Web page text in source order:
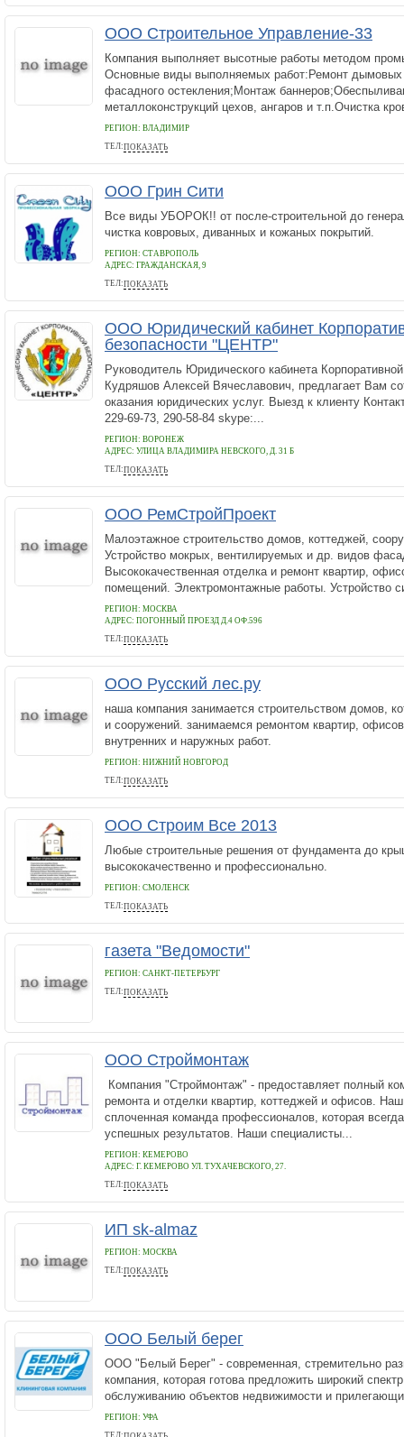
ООО Строительное Управление-33
Компания выполняет высотные работы методом
Основные виды выполняемых работ:Ремонт дымовых
фасадного остекления;Монтаж
металлоконструкций цехов, ангаров и т.п.Очистка
РЕГИОН: ВЛАДИМИР
ТЕЛ:ПОКАЗАТЬ
8-920-624-83-63
ООО Грин Сити
Все виды УБОРОК!! от после-строительной до
чистка ковровых, диванных и кожаных покрытий.
РЕГИОН: СТАВРОПОЛЬ
АДРЕС: ГРАЖДАНСКАЯ, 9
ТЕЛ:ПОКАЗАТЬ
8(8652)64-45-72
ООО Юридический кабинет
безопасности "ЦЕНТР"
Руководитель Юридического кабинета
Кудряшов Алексей Вячеславович, предлагает Вам
оказания юридических услуг. Выезд к клиенту
229-69-73, 290-58-84 skype:...
РЕГИОН: ВОРОНЕЖ
АДРЕС: УЛИЦА ВЛАДИМИРА НЕВСКОГО, Д. 31 Б
ТЕЛ:ПОКАЗАТЬ
+ 7 473 229 69 73
ООО РемСтройПроект
Малоэтажное строительство домов, коттеджей,
Устройство мокрых, вентилируемых и др. видов
Высококачественная отделка и ремонт квартир,
помещений. Электромонтажные работы. Устройство
РЕГИОН: МОСКВА
АДРЕС: ПОГОННЫЙ ПРОЕЗД Д.4 ОФ.596
ТЕЛ:ПОКАЗАТЬ
84959711610
ООО Русский лес.ру
наша компания занимается строительством домов,
и сооружений. занимаемся ремонтом квартир,
внутренних и наружных работ.
РЕГИОН: НИЖНИЙ НОВГОРОД
ТЕЛ:ПОКАЗАТЬ
89200299216
ООО Строим Все 2013
Любые строительные решения от фундамента до
высококачественно и профессионально.
РЕГИОН: СМОЛЕНСК
ТЕЛ:ПОКАЗАТЬ
+79203193392
газета "Ведомости"
РЕГИОН: САНКТ-ПЕТЕРБУРГ
ТЕЛ:ПОКАЗАТЬ
(812) 325-60-80
ООО Строймонтаж
Компания "Строймонтаж" - предоставляет полный
ремонта и отделки квартир, коттеджей и офисов.
сплоченная команда профессионалов, которая
успешных результатов. Наши специалисты...
РЕГИОН: КЕМЕРОВО
АДРЕС: Г. КЕМЕРОВО УЛ. ТУХАЧЕВСКОГО, 27.
ТЕЛ:ПОКАЗАТЬ
8(3842)63-07-09
ИП sk-almaz
РЕГИОН: МОСКВА
ТЕЛ:ПОКАЗАТЬ
+7(903)139-42-45
ООО Белый берег
ООО "Белый Берег" - современная, стремительно
компания, которая готова предложить широкий
обслуживанию объектов недвижимости и
РЕГИОН: УФА
ТЕЛ: